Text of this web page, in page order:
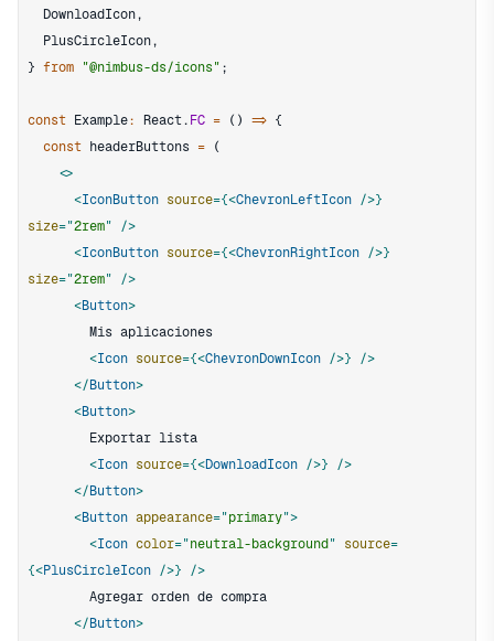
DownloadIcon,
PlusCircleIcon,
} from "@nimbus-ds/icons" ;
const Example: React. FC = ( ) => {
const headerButtons =
(
<
<IconButton source={<ChevronLeftIcon />}
size="2rem"
/>
<IconButton source={<ChevronRightIcon />}
size="2rem"
/>
<Button>
<Icon source={<ChevronDownIcon />}
/>
</ Button>
<Button>
<Icon source={<DownloadIcon />}
/>
</ Button>
<Button appearance="primary">
<Icon color="neutral-background " source=
{<PlusCircleIcon />}
/>
</ Button>